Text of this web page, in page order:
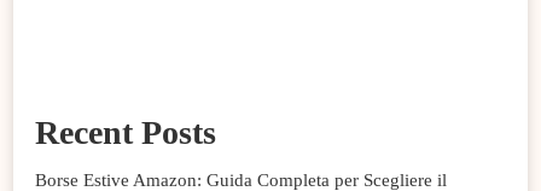
Recent Posts
Borse Estive Amazon: Guida Completa per Scegliere il